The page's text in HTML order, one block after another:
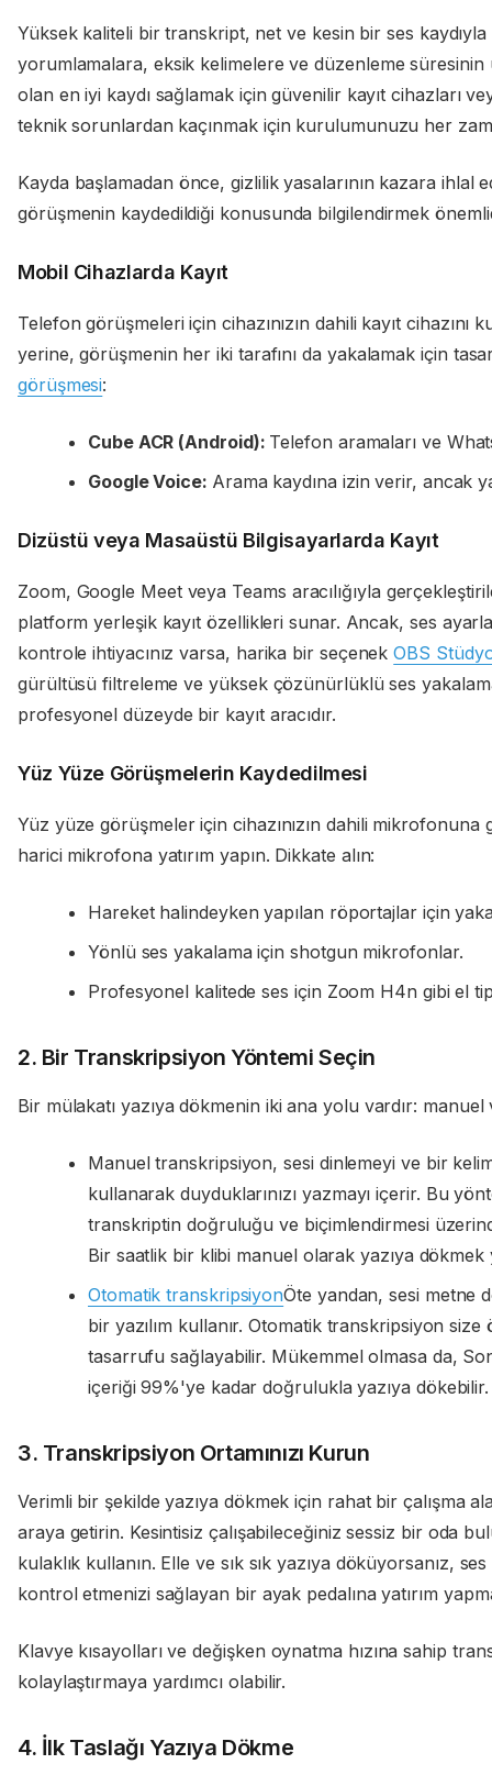
Yüksek kaliteli bir transkript, net ve kesin bir ses kaydıyla
yorumlamalara, eksik kelimelere ve düzenleme süresinin
olan en iyi kaydı sağlamak için güvenilir kayıt cihazları
teknik sorunlardan kaçınmak için kurulumunuzu her
Kayda başlamadan önce, gizlilik yasalarının kazara ihlal
görüşmenin kaydedildiği konusunda bilgilendirmek
Mobil Cihazlarda Kayıt
Telefon görüşmeleri için cihazınızın dahili kayıt
yerine, görüşmenin her iki tarafını da yakalamak için
görüşmesi:
Cube ACR (Android): Telefon aramaları ve
Google Voice: Arama kaydına izin verir, ancak
Dizüstü veya Masaüstü Bilgisayarlarda Kayıt
Zoom, Google Meet veya Teams aracılığıyla
platform yerleşik kayıt özellikleri sunar. Ancak, ses
kontrole ihtiyacınız varsa, harika bir seçenekOBS
gürültüsü filtreleme ve yüksek çözünürlüklü ses
profesyonel düzeyde bir kayıt aracıdır.
Yüz Yüze Görüşmelerin Kaydedilmesi
Yüz yüze görüşmeler için cihazınızın dahili
harici mikrofona yatırım yapın. Dikkate alın:
Hareket halindeyken yapılan röportajlar için
Yönlü ses yakalama için shotgun mikrofonlar.
Profesyonel kalitede ses için Zoom H4n gibi el
2. Bir Transkripsiyon Yöntemi Seçin
Bir mülakatı yazıya dökmenin iki ana yolu vardır:
Manuel transkripsiyon, sesi dinlemeyi ve bir
kullanarak duyduklarınızı yazmayı içerir. Bu
transkriptin doğruluğu ve biçimlendirmesi
Bir saatlik bir klibi manuel olarak yazıya dökmek
Otomatik transkripsiyonÖte yandan, sesi metne
bir yazılım kullanır. Otomatik transkripsiyon
tasarrufu sağlayabilir. Mükemmel olmasa da,
içeriği 99%'ye kadar doğrulukla yazıya
3. Transkripsiyon Ortamınızı Kurun
Verimli bir şekilde yazıya dökmek için rahat bir çalışma
araya getirin. Kesintisiz çalışabileceğiniz sessiz bir oda
kulaklık kullanın. Elle ve sık sık yazıya döküyorsanız,
kontrol etmenizi sağlayan bir ayak pedalına yatırım
Klavye kısayolları ve değişken oynatma hızına sahip
kolaylaştırmaya yardımcı olabilir.
4. İlk Taslağı Yazıya Dökme